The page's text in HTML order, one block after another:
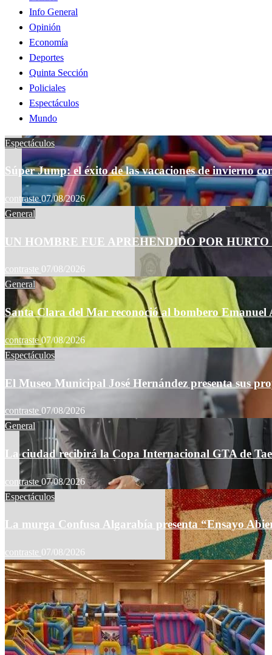
Info General
Opinión
Economía
Deportes
Quinta Sección
Policiales
Espectáculos
Mundo
Espectáculos
Súper Jump: el éxito de las vacaciones de invierno
contraste07/08/2026
General
UN HOMBRE FUE APREHENDIDO POR
contraste 07/08/2026
General
Santa Clara del Mar reconoció al bombero
contraste07/08/2026
Espectáculos
El Museo Municipal José Hernández presenta sus
contraste 07/08/2026
General
La ciudad recibirá la Copa Internacional GTA de
contraste07/08/2026
Espectáculos
La murga Confusa Algarabía presenta “Ensayo
contraste 07/08/2026